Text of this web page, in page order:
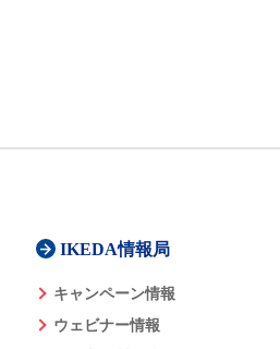
IKEDA情報局
キャンペーン情報
ウェビナー情報